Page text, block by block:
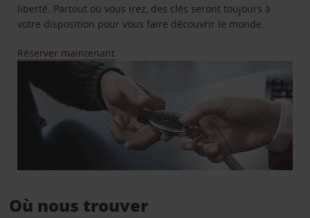
liberté. Partout où vous irez, des clés seront toujours à
votre disposition pour vous faire découvrir le monde.
Réserver maintenant
Où nous trouver